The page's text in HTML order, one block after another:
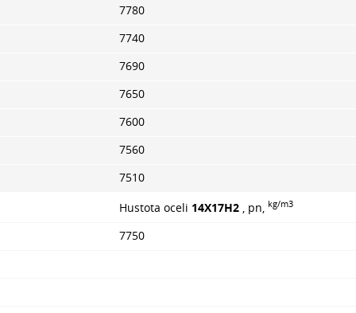
7780
7740
7690
7650
7600
7560
7510
Hustota oceli 14Х17Н2 , pn, kg/m3
7750